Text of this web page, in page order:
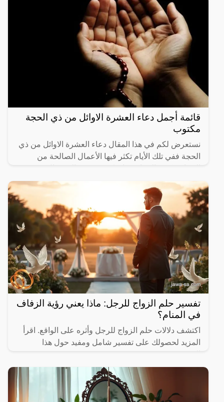
قائمة أجمل دعاء العشرة الاوائل من ذي الحجة
مكتوب
نستعرض لكم في هذا المقال دعاء العشرة الاوائل من ذي
الحجة ففي تلك الأيام تكثر فيها الأعمال الصالحة من
رسول الله
تفسير حلم الزواج للرجل: ماذا يعني رؤية الزفاف
في المنام؟
اكتشف دلالات حلم الزواج للرجل وأثره على الواقع. اقرأ
المزيد لحصولك على تفسير شامل ومفيد حول هذا